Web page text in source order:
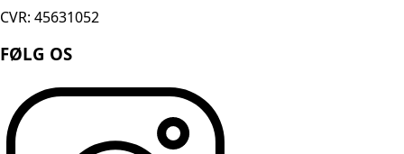
CVR: 45631052
FØLG OS